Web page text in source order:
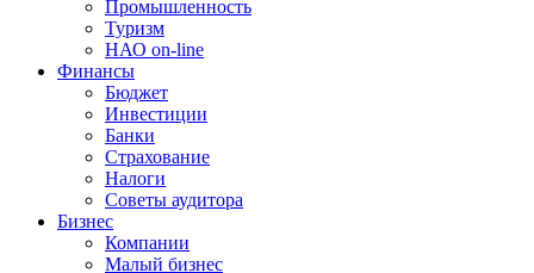
Промышленность
Туризм
НАО on-line
Финансы
Бюджет
Инвестиции
Банки
Страхование
Налоги
Советы аудитора
Бизнес
Компании
Малый бизнес